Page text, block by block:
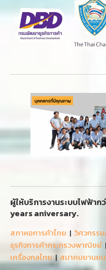
ผู้ให้บริการงานระบบไฟฟ้าก
years aniversary.
สภาหอการค้าไทย | วิศวกรร
ธุรกิจการค้ากระทรวงพาณิชย์|
เครื่องกลไทย| สมาคมยานย